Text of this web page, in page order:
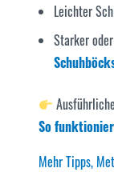
Leichter
Starker
So
Mehr Tipps,